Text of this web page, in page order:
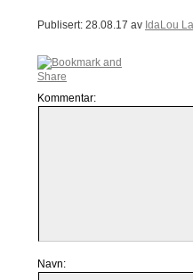
Publisert: 28.08.17 av IdaLou
Kommentar:
Navn: